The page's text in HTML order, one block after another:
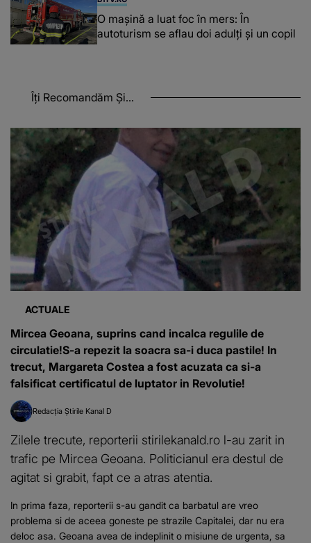
O maşină a luat foc în mers: În
autoturism se aflau doi adulți și un copil
Îți Recomandăm Și...
ACTUALE
Mircea Geoana, suprins cand incalca regulile de
circulatie!S-a repezit la soacra sa-i duca pastile! In
trecut, Margareta Costea a fost acuzata ca si-a
falsificat certificatul de luptator in Revolutie!
Redacția Știrile Kanal D
Zilele trecute, reporterii stirilekanald.ro l-au zarit in
trafic pe Mircea Geoana. Politicianul era destul de
agitat si grabit, fapt ce a atras atentia.
In prima faza, reporterii s-au gandit ca barbatul are vreo
problema si de aceea goneste pe strazile Capitalei, dar nu era
deloc asa. Geoana avea de indeplinit o misiune de urgenta, sa